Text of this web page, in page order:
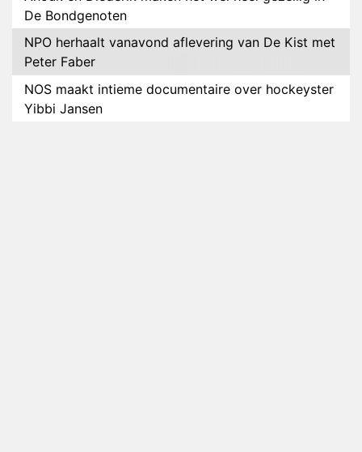
De Bondgenoten
NPO herhaalt vanavond aflevering van De Kist met
Peter Faber
NOS maakt intieme documentaire over hockeyster
Yibbi Jansen